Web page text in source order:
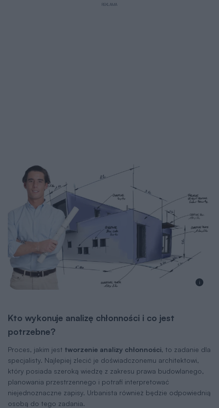
i
Kto wykonuje analizę chłonności i co jest
potrzebne?
Proces, jakim jest tworzenie analizy chłonności, to zadanie dla
specjalisty. Najlepiej zlecić je doświadczonemu architektowi,
który posiada szeroką wiedzę z zakresu prawa budowlanego,
planowania przestrzennego i potrafi interpretować
niejednoznaczne zapisy. Urbanista również będzie odpowiednią
osobą do tego zadania.